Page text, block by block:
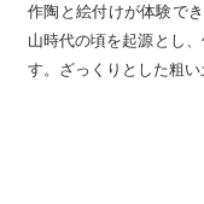
作陶と絵付けが体験で
山時代の頃を起源とし
す。ざっくりとした粗